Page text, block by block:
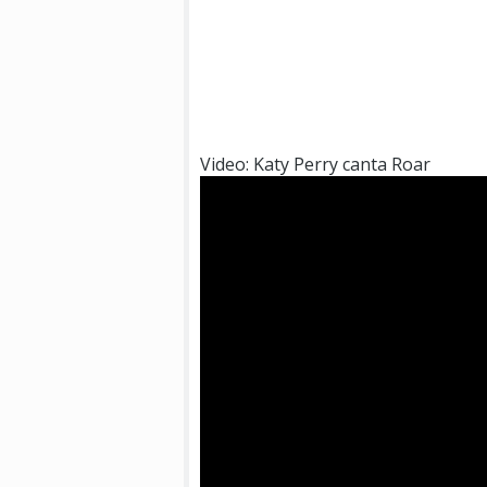
Video: Katy Perry canta Roar